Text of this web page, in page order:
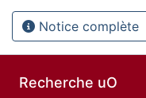
Notice complète
Recherche uO